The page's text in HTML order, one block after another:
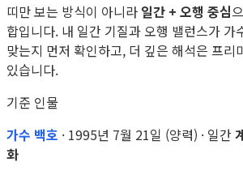
띠만 보는 방식이 아니라 일간 + 오행 중심
합입니다. 내 일간 기질과 오행 밸런스가 가
맞는지 먼저 확인하고, 더 깊은 해석은 프리
있습니다.
기준 인물
가수 백호 · 1995년 7월 21일 (양력) · 일간
화